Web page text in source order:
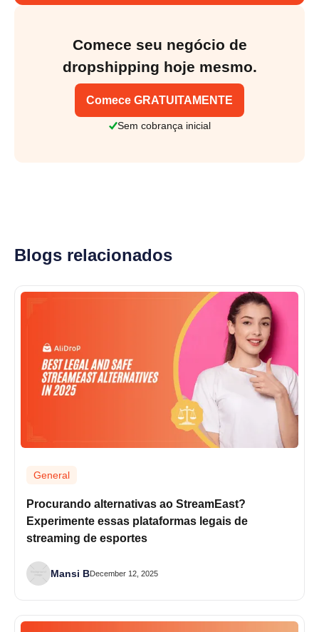
Comece seu negócio de
dropshipping hoje mesmo.
Comece GRATUITAMENTE
Sem cobrança inicial
Blogs relacionados
General
Procurando alternativas ao StreamEast?
Experimente essas plataformas legais de
streaming de esportes
Mansi BDecember 12, 2025